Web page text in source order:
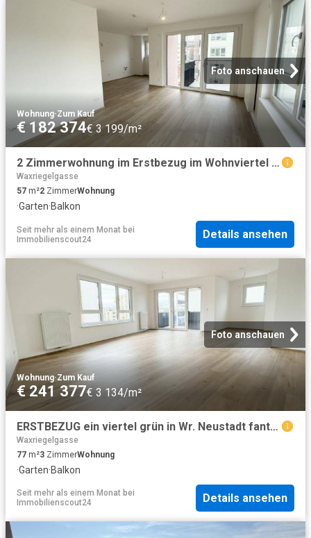
Foto anschauen
Wohnung·Zum Kauf
€ 182 374€ 3 199/m²
2 Zimmerwohnung im Erstbezug im Wohnviertel ein viertel grün in Wiener Neustadt
Waxriegelgasse
57 m²2 ZimmerWohnung
·Garten·Balkon
Seit mehr als einem Monat bei
Immobilienscout24
Details ansehen
Foto anschauen
Wohnung·Zum Kauf
€ 241 377€ 3 134/m²
ERSTBEZUG ein viertel grün in Wr. Neustadt fantastische 3 Zimmerwohnung mit Balkon
Waxriegelgasse
77 m²3 ZimmerWohnung
·Garten·Balkon
Seit mehr als einem Monat bei
Immobilienscout24
Details ansehen